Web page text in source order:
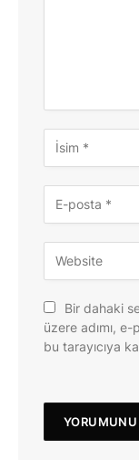
Bir dahaki
üzere adımı,
bu tarayıcıya